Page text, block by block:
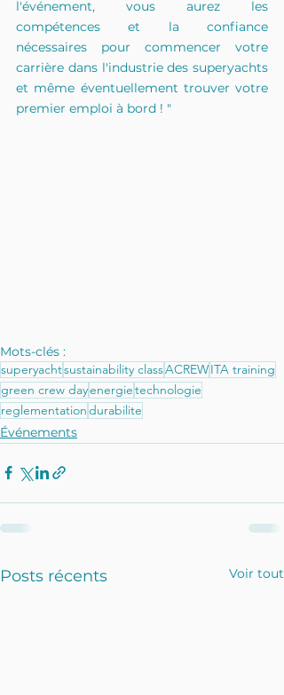
l'événement, vous aurez les
compétences et la confiance
nécessaires pour commencer votre
carrière dans l'industrie des superyachts
et même éventuellement trouver votre
premier emploi à bord ! "
Mots-clés :
superyachtsustainability classACREWITA training
green crew dayenergietechnologie
reglementationdurabilite
Événements
Posts récents Voir tout